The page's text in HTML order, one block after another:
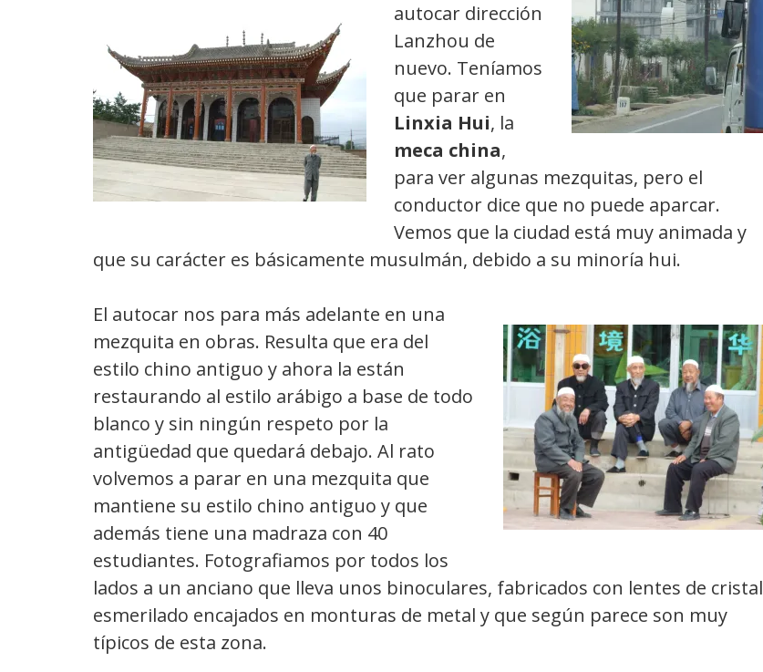
autocar dirección
Lanzhou de
nuevo. Teníamos
que parar en
Linxia Hui, la
meca china,
para ver algunas mezquitas, pero el
conductor dice que no puede aparcar.
Vemos que la ciudad está muy animada y
que su carácter es básicamente musulmán, debido a su minoría hui.
El autocar nos para más adelante en una
mezquita en obras. Resulta que era del
estilo chino antiguo y ahora la están
restaurando al estilo arábigo a base de todo
blanco y sin ningún respeto por la
antigüedad que quedará debajo. Al rato
volvemos a parar en una mezquita que
mantiene su estilo chino antiguo y que
además tiene una madraza con 40
estudiantes. Fotografiamos por todos los
lados a un anciano que lleva unos binoculares, fabricados con lentes de cristal
esmerilado encajados en monturas de metal y que según parece son muy
típicos de esta zona.